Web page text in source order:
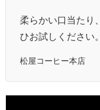
柔らかい口当たり
ひお試しください。
松屋コーヒー本店